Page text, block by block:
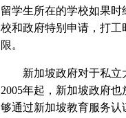
留学生所在的学校如果
校和政府特别申请，打
限。
新加坡政府对于私立大
2005年起，新加坡政府
够通过新加坡教育服务